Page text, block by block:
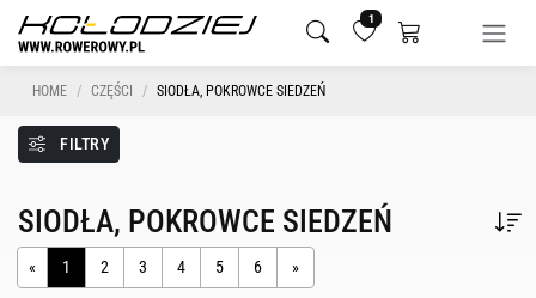
1
HOME CZĘŚCI SIODŁA, POKROWCE SIEDZEŃ
FILTRY
SIODŁA, POKROWCE SIEDZEŃ
« 1 2 3 4 5 6 »